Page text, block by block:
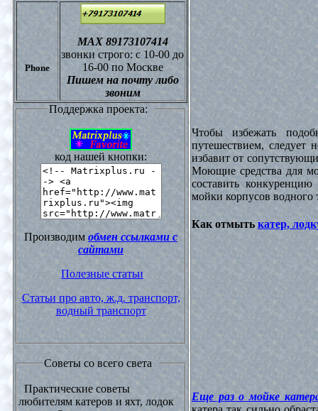
Phone
МАХ 89173107414
звонки строго: с 10-00 до
16-00 по Москве
Пишем на почту либо
звоним
Поддержка проекта:
код нашей кнопки:
Производим обмен ссылками с
сайтами
Полезные статьи
Статьи про авто, ж.д. транспорт,
водный транспорт
Советы со всего света
Практические советы
любителям катеров и яхт, лодок
Чтобы избежать
путешествием, следует
избавит от
Моющие средства для
составить
мойки корпусов водного
Как отмыть катер,
Еще раз о мойке